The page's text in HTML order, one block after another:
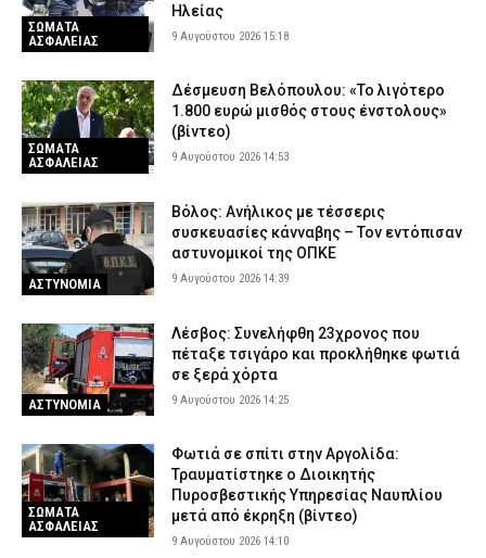
ΣΩΜΑΤΑ
ΑΣΦΑΛΕΙΑΣ
Ηλείας
9 Αυγούστου 2026 15:18
ΣΩΜΑΤΑ
ΑΣΦΑΛΕΙΑΣ
Δέσμευση Βελόπουλου: «Το λιγότερο
1.800 ευρώ μισθός στους ένστολους»
(βίντεο)
9 Αυγούστου 2026 14:53
ΑΣΤΥΝΟΜΙΑ
Βόλος: Ανήλικος με τέσσερις
συσκευασίες κάνναβης – Τον εντόπισαν
αστυνομικοί της ΟΠΚΕ
9 Αυγούστου 2026 14:39
ΑΣΤΥΝΟΜΙΑ
Λέσβος: Συνελήφθη 23χρονος που
πέταξε τσιγάρο και προκλήθηκε φωτιά
σε ξερά χόρτα
9 Αυγούστου 2026 14:25
ΣΩΜΑΤΑ
ΑΣΦΑΛΕΙΑΣ
Φωτιά σε σπίτι στην Αργολίδα:
Τραυματίστηκε o Διοικητής
Πυροσβεστικής Υπηρεσίας Ναυπλίου
μετά από έκρηξη (βίντεο)
9 Αυγούστου 2026 14:10